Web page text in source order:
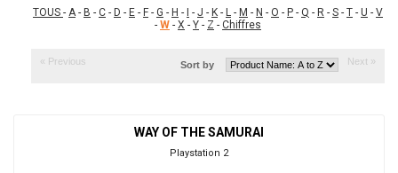
TOUS - A- B - C - D - E - F - G - H - - J - K - L - M - N - O - P - Q - R - S - T - U - V
- W - X - Y - Z - Chiffres
« Previous Next »
Sort by
WAY OF THE SAMURAI
Playstation 2